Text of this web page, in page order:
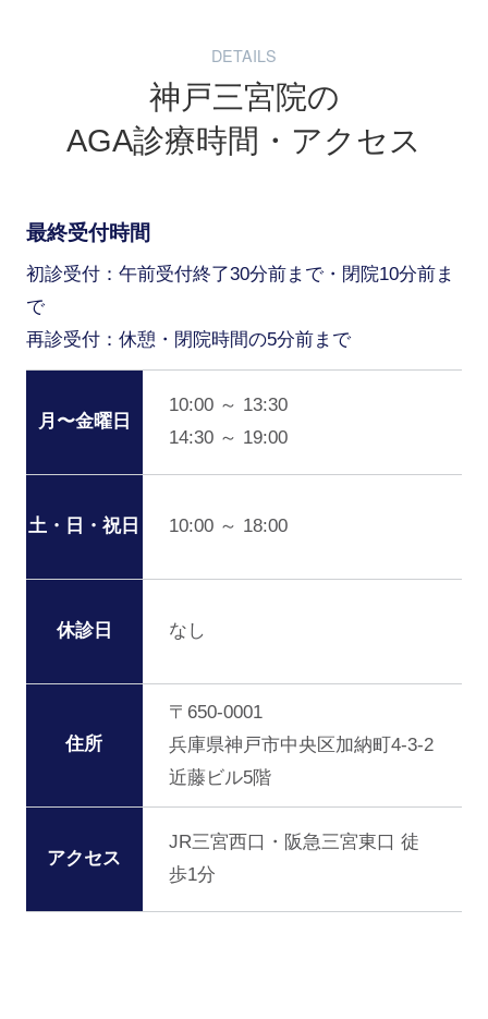
DETAILS
神戸三宮院の
AGA診療時間・アクセス
最終受付時間
初診受付：午前受付終了30分前まで・閉院10分前ま
で
再診受付：休憩・閉院時間の5分前まで
月〜金曜日
10:00 ～ 13:30
14:30 ～ 19:00
土・日・祝日 10:00 ～ 18:00
休診日 なし
住所
〒650-0001
兵庫県神戸市中央区加納町4-3-2
近藤ビル5階
アクセス
JR三宮西口・阪急三宮東口 徒
歩1分